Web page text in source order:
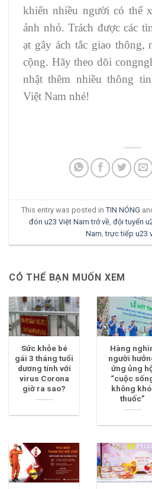
khiến nhiều người có thể
ảnh nhỏ. Trách được các
ạt gây ách tắc giao thông,
cộng. Hãy theo dõi
nhật thêm nhiều thông
Việt Nam nhé!
This entry was posted in TIN NÓNG
đón u23 Việt Nam trở về, đội tuyển
Nam ,trực tiếp u23
CÓ THỂ BẠN MUỐN XEM
Sức khỏe bé
gái 3 tháng tuổi
dương tính với
virus Corona
giờ ra sao?
Hàng
người
ứng ủng
“cuộc
không
thuốc”